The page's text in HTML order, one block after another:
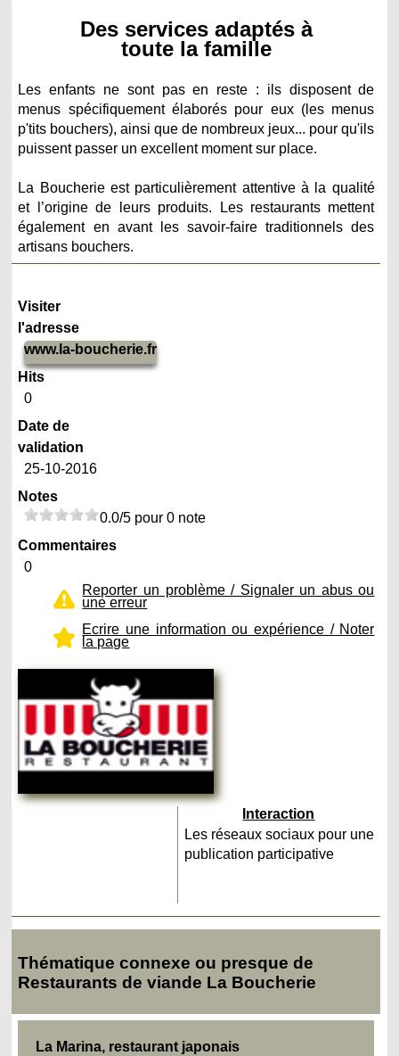
Des services adaptés à
toute la famille
Les enfants ne sont pas en reste : ils disposent de
menus spécifiquement élaborés pour eux (les menus
p'tits bouchers), ainsi que de nombreux jeux... pour qu'ils
puissent passer un excellent moment sur place.
La Boucherie est particulièrement attentive à la qualité
et l’origine de leurs produits. Les restaurants mettent
également en avant les savoir-faire traditionnels des
artisans bouchers.
Visiter
l'adresse
www.la-boucherie.fr
Hits
0
Date de
validation
25-10-2016
Notes
0.0/5 pour 0 note
Commentaires
0
Reporter un problème / Signaler un abus ou
une erreur
Ecrire une information ou expérience / Noter
la page
Interaction
Les réseaux sociaux pour une
publication participative
Thématique connexe ou presque de
Restaurants de viande La Boucherie
La Marina, restaurant japonais